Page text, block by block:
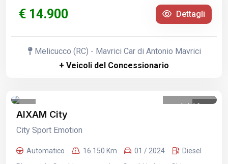
€ 14.900 Dettagli
Melicucco (RC) - Mavrici Car di Antonio Mavrici
+ Veicoli del Concessionario
1 /16
AIXAM City
City Sport Emotion
Automatico 16.150 Km 01 / 2024 Diesel